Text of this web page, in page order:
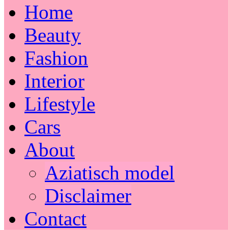
Home
Beauty
Fashion
Interior
Lifestyle
Cars
About
Aziatisch model
Disclaimer
Contact